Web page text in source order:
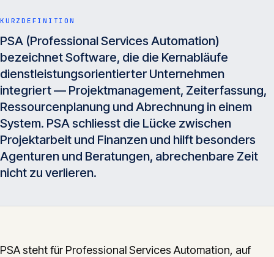
Glossar 06
Kontakt 07
English
KURZDEFINITION
PSA (Professional Services Automation)
bezeichnet Software, die die Kernabläufe
dienstleistungsorientierter Unternehmen
integriert — Projektmanagement, Zeiterfassung,
Ressourcenplanung und Abrechnung in einem
System. PSA schliesst die Lücke zwischen
Projektarbeit und Finanzen und hilft besonders
Agenturen und Beratungen, abrechenbare Zeit
nicht zu verlieren.
PSA steht für Professional Services Automation, auf